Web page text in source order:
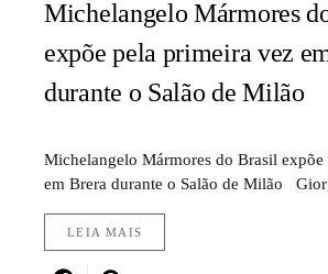
Michelangelo Mármores
expõe pela primeira vez
durante o Salão de Milão
Michelangelo Mármores do Brasil
em Brera durante o Salão de Milão
LEIA MAIS